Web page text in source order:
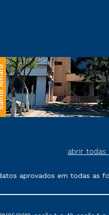
abrir todas
aprovados em todas as